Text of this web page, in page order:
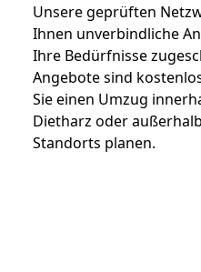
Unsere geprüften
Ihnen unverbindliche
Ihre Bedürfnisse
Angebote sind
Sie einen Umzug
Dietharz oder
Standorts planen.